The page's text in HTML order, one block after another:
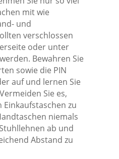
mit wie
und
verschlossen
oder unter
Bewahren Sie
sowie die PIN
auf und lernen Sie
Sie es,
zu
niemals
ab und
Abstand zu